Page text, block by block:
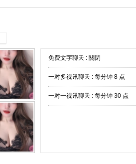
免费文字聊天 : 關閉
一对多视讯聊天 : 每分钟 8 点
一对一视讯聊天 : 每分钟 30 点